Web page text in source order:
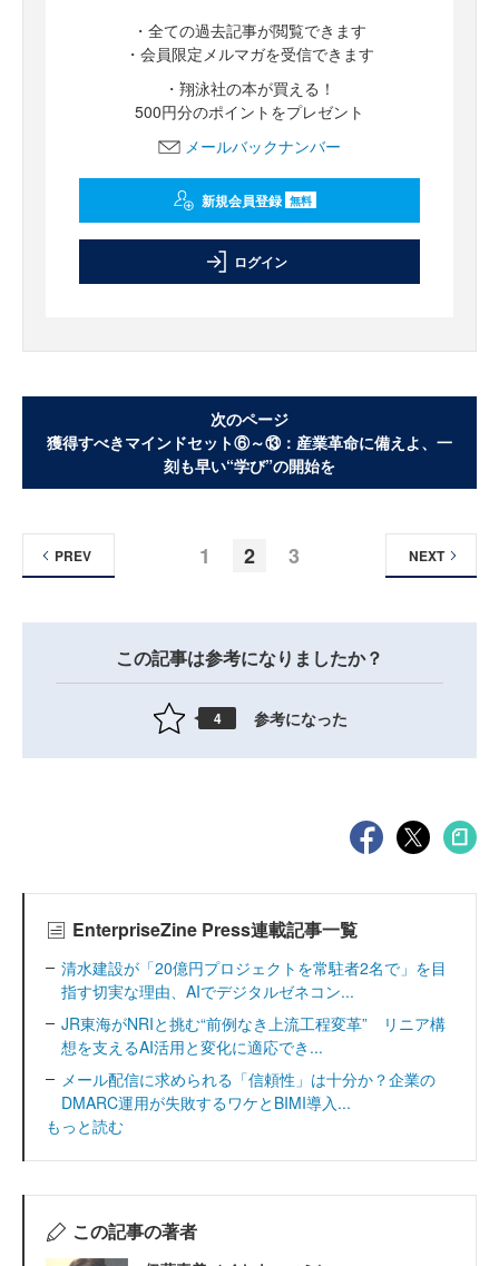
・全ての過去記事が閲覧できます
・会員限定メルマガを受信できます
・翔泳社の本が買える！
500円分のポイントをプレゼント
メールバックナンバー
新規会員登録 無料
ログイン
次のページ
獲得すべきマインドセット⑥～⑬：産業革命に備えよ、一
刻も早い“学び”の開始を
1 2 3
PREV NEXT
この記事は参考になりましたか？
4 参考になった
EnterpriseZine Press連載記事一覧
清水建設が「20億円プロジェクトを常駐者2名で」を目
指す切実な理由、AIでデジタルゼネコン...
JR東海がNRIと挑む“前例なき上流工程変革” リニア構
想を支えるAI活用と変化に適応でき...
メール配信に求められる「信頼性」は十分か？企業の
DMARC運用が失敗するワケとBIMI導入...
もっと読む
この記事の著者